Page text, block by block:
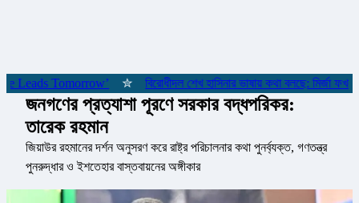
Leads Tomorrow’ বিরোধীদল শেখ হাসিনার ভাষায় কথা বলছে: মির্জা ফখরুল
জনগণের প্রত্যাশা পূরণে সরকার বদ্ধপরিকর:
তারেক রহমান
জিয়াউর রহমানের দর্শন অনুসরণ করে রাষ্ট্র পরিচালনার কথা পুনর্ব্যক্ত, গণতন্ত্র
পুনরুদ্ধার ও ইশতেহার বাস্তবায়নের অঙ্গীকার